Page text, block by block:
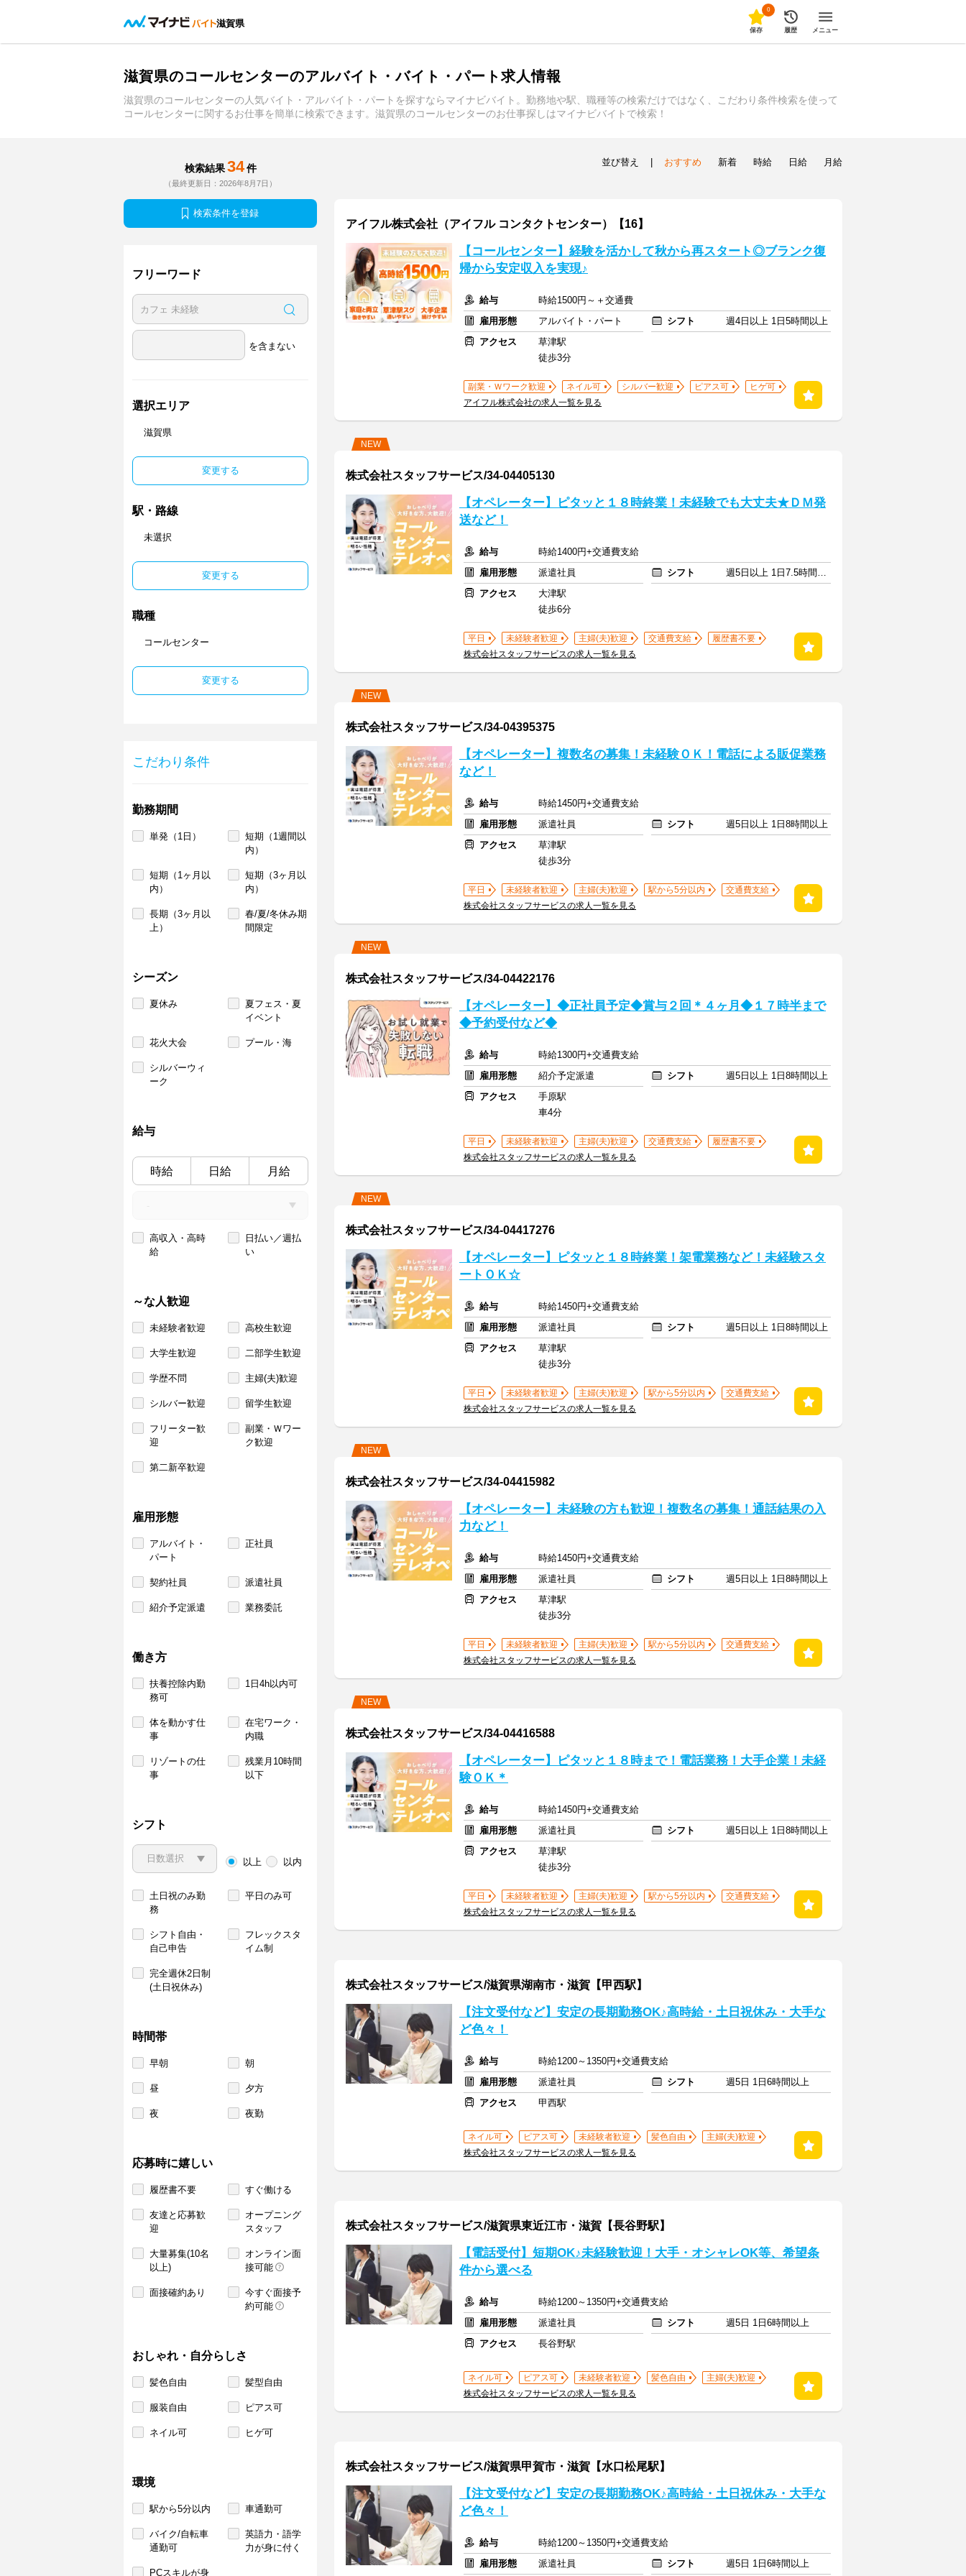
滋賀県
0
保存 履歴 メニュー
滋賀県のコールセンターのアルバイト・バイト・パート求人情報
滋賀県のコールセンターの人気バイト・アルバイト・パートを探すならマイナビバイト。勤務地や駅、職種等の検索だけではなく、こだわり条件検索を使って
コールセンターに関するお仕事を簡単に検索できます。滋賀県のコールセンターのお仕事探しはマイナビバイトで検索！
検索結果 34 件
（最終更新日：2026年8月7日）
検索条件を登録
フリーワード
を含まない
選択エリア
滋賀県
変更する
駅・路線
未選択
変更する
職種
コールセンター
変更する
こだわり条件
勤務期間
単発（1日）
短期（1週間以
内）
短期（1ヶ月以
内）
短期（3ヶ月以
内）
長期（3ヶ月以
上）
春/夏/冬休み期
間限定
シーズン
夏休み
夏フェス・夏
イベント
花火大会 プール・海
シルバーウィ
ーク
給与
時給 日給 月給
高収入・高時
給
日払い／週払
い
～な人歓迎
未経験者歓迎 高校生歓迎
大学生歓迎 二部学生歓迎
学歴不問 主婦(夫)歓迎
シルバー歓迎 留学生歓迎
フリーター歓
迎
副業・Ｗワー
ク歓迎
第二新卒歓迎
雇用形態
アルバイト・
パート
正社員
契約社員 派遣社員
紹介予定派遣 業務委託
働き方
扶養控除内勤
務可
1日4h以内可
体を動かす仕
事
在宅ワーク・
内職
リゾートの仕
事
残業月10時間
以下
シフト
以上 以内
土日祝のみ勤
務
平日のみ可
シフト自由・
自己申告
フレックスタ
イム制
完全週休2日制
(土日祝休み)
時間帯
早朝 朝
昼 夕方
夜 夜勤
応募時に嬉しい
履歴書不要 すぐ働ける
友達と応募歓
迎
オープニング
スタッフ
大量募集(10名
以上)
オンライン面
接可能
面接確約あり
今すぐ面接予
約可能
おしゃれ・自分らしさ
髪色自由 髪型自由
服装自由 ピアス可
ネイル可 ヒゲ可
環境
駅から5分以内 車通勤可
バイク/自転車
通勤可
英語力・語学
力が身に付く
PCスキルが身
並び替え おすすめ 新着 時給 日給 月給
アイフル株式会社（アイフル コンタクトセンター）【16】
【コールセンター】経験を活かして秋から再スタート◎ブランク復
帰から安定収入を実現♪
給与
時給1500円～＋交通費
雇用形態
アルバイト・パート シフト
週4日以上 1日5時間以上
アクセス
草津駅
徒歩3分
副業・Ｗワーク歓迎 ネイル可 シルバー歓迎 ピアス可
ヒゲ可
アイフル株式会社の求人一覧を見る
NEW
株式会社スタッフサービス/34-04405130
【オペレーター】ピタッと１８時終業！未経験でも大丈夫★ＤＭ発
送など！
給与
時給1400円+交通費支給
雇用形態
派遣社員 シフト
週5日以上 1日7.5時間以上
アクセス
大津駅
徒歩6分
平日 未経験者歓迎 主婦(夫)歓迎 交通費支給
履歴書不要
株式会社スタッフサービスの求人一覧を見る
NEW
株式会社スタッフサービス/34-04395375
【オペレーター】複数名の募集！未経験ＯＫ！電話による販促業務
など！
給与
時給1450円+交通費支給
雇用形態
派遣社員 シフト
週5日以上 1日8時間以上
アクセス
草津駅
徒歩3分
平日 未経験者歓迎 主婦(夫)歓迎 駅から5分以内
交通費支給
株式会社スタッフサービスの求人一覧を見る
NEW
株式会社スタッフサービス/34-04422176
【オペレーター】◆正社員予定◆賞与２回＊４ヶ月◆１７時半まで
◆予約受付など◆
給与
時給1300円+交通費支給
雇用形態
紹介予定派遣 シフト
週5日以上 1日8時間以上
アクセス
手原駅
車4分
平日 未経験者歓迎 主婦(夫)歓迎 交通費支給
履歴書不要
株式会社スタッフサービスの求人一覧を見る
NEW
株式会社スタッフサービス/34-04417276
【オペレーター】ピタッと１８時終業！架電業務など！未経験スタ
ートＯＫ☆
給与
時給1450円+交通費支給
雇用形態
派遣社員 シフト
週5日以上 1日8時間以上
アクセス
草津駅
徒歩3分
平日 未経験者歓迎 主婦(夫)歓迎 駅から5分以内
交通費支給
株式会社スタッフサービスの求人一覧を見る
NEW
株式会社スタッフサービス/34-04415982
【オペレーター】未経験の方も歓迎！複数名の募集！通話結果の入
力など！
給与
時給1450円+交通費支給
雇用形態
派遣社員 シフト
週5日以上 1日8時間以上
アクセス
草津駅
徒歩3分
平日 未経験者歓迎 主婦(夫)歓迎 駅から5分以内
交通費支給
株式会社スタッフサービスの求人一覧を見る
NEW
株式会社スタッフサービス/34-04416588
【オペレーター】ピタッと１８時まで！電話業務！大手企業！未経
験ＯＫ＊
給与
時給1450円+交通費支給
雇用形態
派遣社員 シフト
週5日以上 1日8時間以上
アクセス
草津駅
徒歩3分
平日 未経験者歓迎 主婦(夫)歓迎 駅から5分以内
交通費支給
株式会社スタッフサービスの求人一覧を見る
株式会社スタッフサービス/滋賀県湖南市・滋賀【甲西駅】
【注文受付など】安定の長期勤務OK♪高時給・土日祝休み・大手な
ど色々！
給与
時給1200～1350円+交通費支給
雇用形態
派遣社員 シフト
週5日 1日6時間以上
アクセス
甲西駅
ネイル可 ピアス可 未経験者歓迎 髪色自由
主婦(夫)歓迎
株式会社スタッフサービスの求人一覧を見る
株式会社スタッフサービス/滋賀県東近江市・滋賀【長谷野駅】
【電話受付】短期OK♪未経験歓迎！大手・オシャレOK等、希望条
件から選べる
給与
時給1200～1350円+交通費支給
雇用形態
派遣社員 シフト
週5日 1日6時間以上
アクセス
長谷野駅
ネイル可 ピアス可 未経験者歓迎 髪色自由
主婦(夫)歓迎
株式会社スタッフサービスの求人一覧を見る
株式会社スタッフサービス/滋賀県甲賀市・滋賀【水口松尾駅】
【注文受付など】安定の長期勤務OK♪高時給・土日祝休み・大手な
ど色々！
給与
時給1200～1350円+交通費支給
雇用形態
派遣社員 シフト 週5日 1日6時間以上